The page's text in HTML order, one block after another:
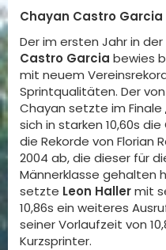
Chayan Castro Garcia
Der im ersten Jahr in
Castro Garcia bewies
mit neuem
Sprintqualitäten. Der
Chayan setzte im Finale
sich in starken 10,60s
die Rekorde von Florian
2004 ab, die dieser für
Männerklasse gehalten
setzte Leon Hallermit
10,86s ein weiteres
seiner Vorlaufzeit von
Kurzsprinter.